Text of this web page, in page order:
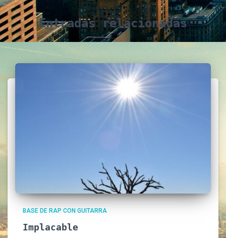
Entradas relacionadas
BASE DE RAP CON GUITARRA
Implacable